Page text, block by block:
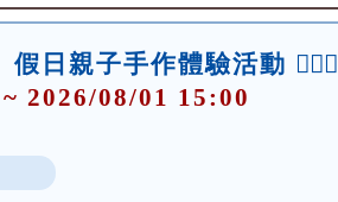
日親子手作體驗活動 👷🏻‍♀️
2026/08/01 15:00